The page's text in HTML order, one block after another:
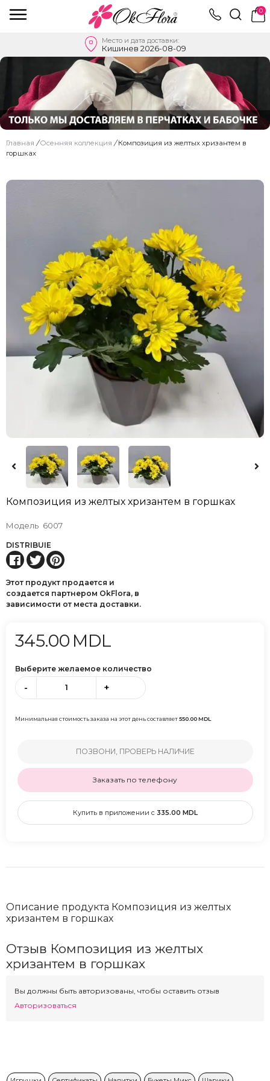
0
Место и дата доставки:
Кишинев 2026-08-09
Главная / Oсенняя коллекция / Композиция из желтых хризантем в
горшках
Композиция из желтых хризантем в горшках
Модель 6007
DISTRIBUIE
Этот продукт продается и
создается партнером OkFlora, в
зависимости от места доставки.
345.00 MDL
Выберите желаемое количество
- +
Минимальная стоимость заказа на этот день составляет550.00MDL
ПОЗВОНИ, ПРОВЕРЬ НАЛИЧИЕ
Заказать по телефону
Купить в приложении с 335.00 MDL
Описание продукта Композиция из желтых
хризантем в горшках
Отзыв Композиция из желтых
хризантем в горшках
Вы должны быть авторизованы, чтобы оставить отзыв
Авторизоваться